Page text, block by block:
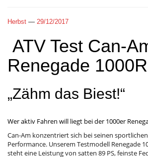
Herbst — 29/12/2017
ATV Test Can-
Renegade
„Zähm das Biest!“
Wer aktiv Fahren will liegt bei der 1000er
Can-Am konzentriert sich bei seinen
Performance. Unserem Testmodell Renegade
steht eine Leistung von satten 89 PS, feinste